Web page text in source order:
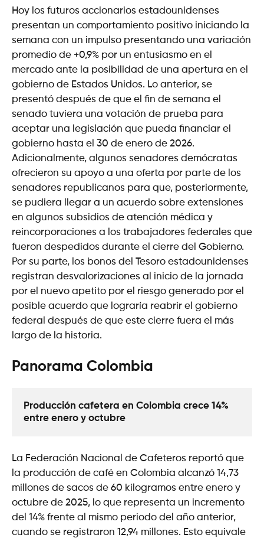
Hoy los futuros accionarios estadounidenses
presentan un comportamiento positivo iniciando la
semana con un impulso presentando una variación
promedio de +0,9% por un entusiasmo en el
mercado ante la posibilidad de una apertura en el
gobierno de Estados Unidos. Lo anterior, se
presentó después de que el fin de semana el
senado tuviera una votación de prueba para
aceptar una legislación que pueda financiar el
gobierno hasta el 30 de enero de 2026.
Adicionalmente, algunos senadores demócratas
ofrecieron su apoyo a una oferta por parte de los
senadores republicanos para que, posteriormente,
se pudiera llegar a un acuerdo sobre extensiones
en algunos subsidios de atención médica y
reincorporaciones a los trabajadores federales que
fueron despedidos durante el cierre del Gobierno.
Por su parte, los bonos del Tesoro estadounidenses
registran desvalorizaciones al inicio de la jornada
por el nuevo apetito por el riesgo generado por el
posible acuerdo que lograría reabrir el gobierno
federal después de que este cierre fuera el más
largo de la historia.
Panorama Colombia
Producción cafetera en Colombia crece 14%
entre enero y octubre
La Federación Nacional de Cafeteros reportó que
la producción de café en Colombia alcanzó 14,73
millones de sacos de 60 kilogramos entre enero y
octubre de 2025, lo que representa un incremento
del 14% frente al mismo periodo del año anterior,
cuando se registraron 12,94 millones. Esto equivale